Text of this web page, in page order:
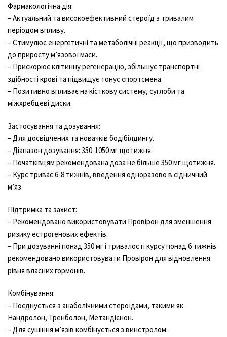
Фармакологічна дія:
– Актуальний та високоефективний стероїд з тривалим
періодом впливу.
– Стимулює енергетичні та метаболічні реакції, що призводить
до приросту м’язової маси.
– Прискорює клітинну регенерацію, збільшує транспортні
здібності крові та підвищує тонус спортсмена.
– Позитивно впливає на кісткову систему, суглоби та
міжхребцеві диски.
Застосування та дозування:
– Для досвідчених та новачків бодібілдингу.
– Діапазон дозування: 350-1050 мг щотижня.
– Початківцям рекомендована доза не більше 350 мг щотижня.
– Курс триває 6-8 тижнів, введення одноразово в сідничний
м’яз.
Підтримка та захист:
– Рекомендовано використовувати Провірон для зменшення
ризику естрогенових ефектів.
– При дозуванні понад 350 мг і тривалості курсу понад 6 тижнів
рекомендовано використовувати Провірон для відновлення
рівня власних гормонів.
Комбінування:
– Поєднується з анаболічними стероїдами, такими як
Нандролон, Тренболон, Метандієнон.
– Для сушіння м’язів комбінується з винстролом.